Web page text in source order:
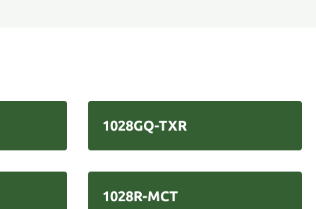
1028GQ-TXR
1028R-MCT